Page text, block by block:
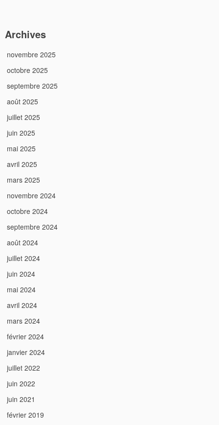
Archives
novembre 2025
octobre 2025
septembre 2025
août 2025
juillet 2025
juin 2025
mai 2025
avril 2025
mars 2025
novembre 2024
octobre 2024
septembre 2024
août 2024
juillet 2024
juin 2024
mai 2024
avril 2024
mars 2024
février 2024
janvier 2024
juillet 2022
juin 2022
juin 2021
février 2019